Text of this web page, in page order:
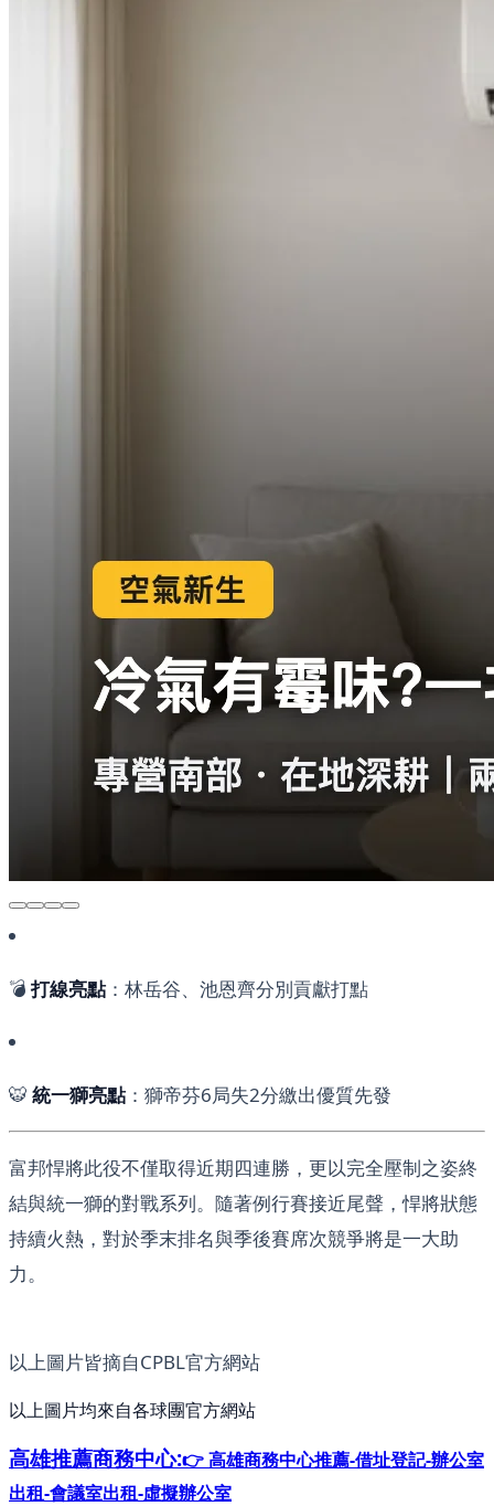
💣 打線亮點：林岳谷、池恩齊分別貢獻打點
🐯 統一獅亮點：獅帝芬6局失2分繳出優質先發
富邦悍將此役不僅取得近期四連勝，更以完全壓制之姿終
結與統一獅的對戰系列。隨著例行賽接近尾聲，悍將狀態
持續火熱，對於季末排名與季後賽席次競爭將是一大助
力。
以上圖片皆摘自CPBL官方網站
以上圖片均來自各球團官方網站
高雄推薦商務中心:👉 高雄商務中心推薦-借址登記-辦公室
出租-會議室出租-虛擬辦公室